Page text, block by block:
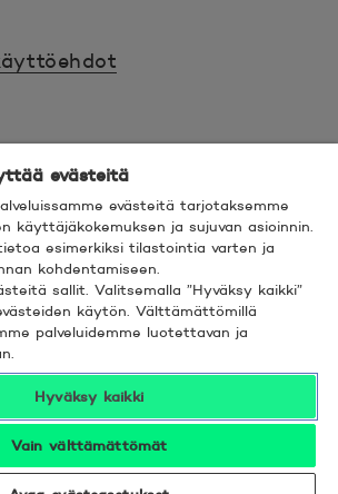
Hevosenkenkä 3, 02600
sosiaalisessa mediassa
evästeitä
evästeitä tarjotaksemme
käyttäjäkokemuksen ja sujuvan asioinnin.
esimerkiksi tilastointia varten ja
kohdentamiseen.
sallit. Valitsemalla ”Hyväksy kaikki”
käytön. Välttämättömillä
palveluidemme luotettavan ja
Hyväksy kaikki
Vain välttämättömät